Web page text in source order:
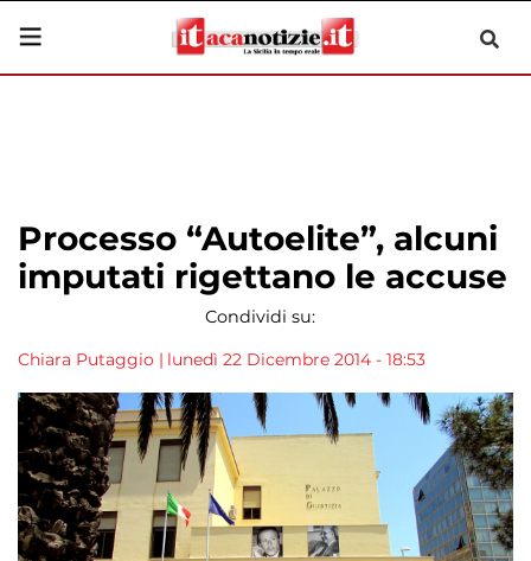
Processo “Autoelite”, alcuni
imputati rigettano le accuse
Condividi su:
Chiara Putaggio | lunedì 22 Dicembre 2014 - 18:53